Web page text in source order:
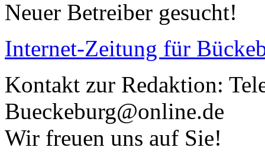
Neuer Betreiber gesucht!
Internet-Zeitung für
Kontakt zur Redaktion:
Bueckeburg@online.de
Wir freuen uns auf Sie!